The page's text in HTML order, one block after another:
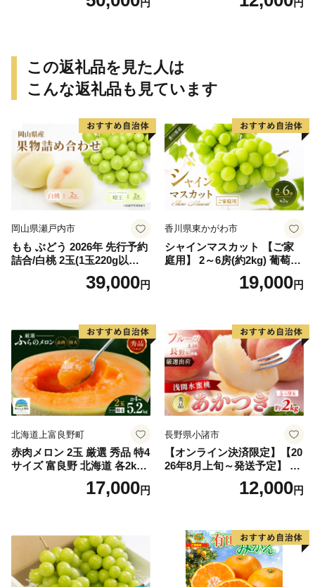
ップ付約14.5～15kg 約60～
円
でに順次発送致します。 / 訳
円
この返礼品を見た人は
こんな返礼品も見ています
岡山県瀬戸内市
もも ぶどう 2026年 先行予約
詰合/白桃 2玉(1玉220g以
上)・シャインマスカット 晴
39,000円
香川県東かがわ市
シャインマスカット 【ご家
庭用】 2～6房(約2kg) 葡萄 ぶ
どう ブドウ フルーツ 果物 く
だもの 果実 旬の果物 旬のフ
19,000円
北海道上富良野町
赤肉メロン 2玉 厳選 秀品 特4
サイズ 富良野 北海道 各2kg
～2.6kg 2玉 セット ファーム
富良野 メロン めろん 果物 く
17,000円
長野県小諸市
【オンライン決済限定】【20
26年8月上旬～発送予定】 先
行予約 「浅間水蜜桃プレミ
アム」 もも あかつき 秀品 約
果肉 長野県産 小諸市
12,000円